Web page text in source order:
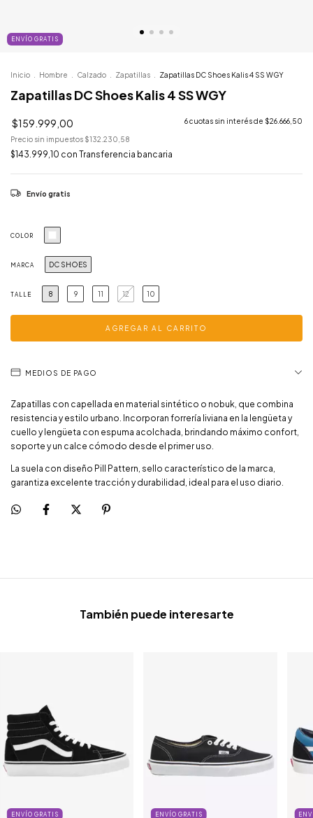
ENVÍO GRATIS
Inicio Hombre Calzado Zapatillas Zapatillas DC Shoes Kalis 4 SS WGY
Zapatillas DC Shoes Kalis 4 SS WGY
$159.999,00 6cuotas sin interés de $26.666,50
Precio sin impuestos $132.230,58
$143.999,10 con Transferencia bancaria
Envío gratis
COLOR
MARCA DC SHOES
TALLE 8 9 11 12 10
MEDIOS DE PAGO
Zapatillas con capellada en material sintético o nobuk, que combina
resistencia y estilo urbano. Incorporan forrería liviana en la lengüeta y
cuello y lengüeta con espuma acolchada, brindando máximo confort,
soporte y un calce cómodo desde el primer uso.
La suela con diseño Pill Pattern, sello característico de la marca,
garantiza excelente tracción y durabilidad, ideal para el uso diario.
También puede interesarte
ENVÍO GRATIS ENVÍO GRATIS